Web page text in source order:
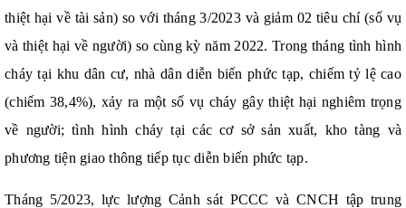
thiệt hại về tài sản) so với tháng 3/2023 và giảm 02 tiêu chí (số vụ
và thiệt hại về người) so cùng kỳ năm 2022. Trong tháng tình hình
cháy tại khu dân cư, nhà dân diễn biến phức tạp, chiếm tỷ lệ cao
(chiếm 38,4%), xảy ra một số vụ cháy gây thiệt hại nghiêm trọng
về người; tình hình cháy tại các cơ sở sản xuất, kho tàng và
phương tiện giao thông tiếp tục diễn biến phức tạp.
Tháng 5/2023, lực lượng Cảnh sát PCCC và CNCH tập trung